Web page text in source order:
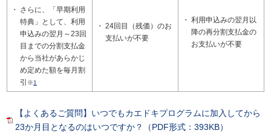
さらに、「早期利用
特典」として、利用
申込みの翌月～23回
目までの分割支払金
から当社があらかじ
め定めた額を毎月割
引
※1
24回目（残価）のお
支払いが不要
利用申込みの翌月以
降の再分割支払金の
お支払いが不要
【よくあるご質問】いつでもカエドキプログラムに加入してから
23か月目となるのはいつですか？（PDF形式：393KB）